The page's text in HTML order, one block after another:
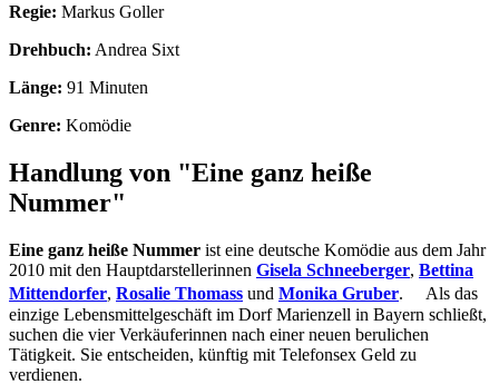
Regie: Markus Goller
Drehbuch: Andrea Sixt
Länge: 91 Minuten
Genre: Komödie
Handlung von "Eine ganz heiße
Nummer"
Eine ganz heiße Nummer ist eine deutsche Komödie aus dem Jahr
2010 mit den Hauptdarstellerinnen Gisela Schneeberger, Bettina
Mittendorfer, Rosalie Thomass und Monika Gruber. Als das
einzige Lebensmittelgeschäft im Dorf Marienzell in Bayern schließt,
suchen die vier Verkäuferinnen nach einer neuen berulichen
Tätigkeit. Sie entscheiden, künftig mit Telefonsex Geld zu
verdienen.